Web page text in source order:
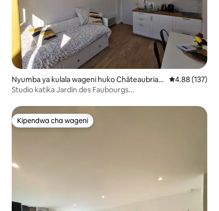
Nyumba ya kulala wageni huko Châteaubrian
t
Ukadiriaji wa
4.88 (137)
Studio katika Jardin des Faubourgs...
Kipendwa cha wageni
Kipendwa cha wageni